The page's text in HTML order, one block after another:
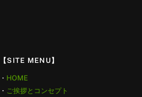
【SITE MENU】
・ HOME
・ ご挨拶とコンセプト